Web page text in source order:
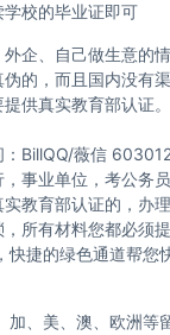
校的毕业证即可
企、自己做生意的
的，而且国内没有
供真实教育部认证
：BillQQ/薇信
事业单位，考公务
教育部认证的，办
所有材料您都必须
快捷的绿色通道帮您
、美、澳、欧洲等